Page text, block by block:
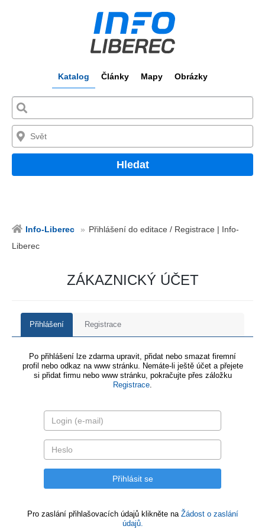
Katalog Články Mapy Obrázky
Hledat
Info-Liberec
Přihlášení do editace / Registrace | Info-
Liberec
ZÁKAZNICKÝ ÚČET
Přihlášení Registrace
Po přihlášení lze zdarma upravit, přidat nebo smazat firemní
profil nebo odkaz na www stránku. Nemáte-li ještě účet a přejete
si přidat firmu nebo www stránku, pokračujte přes záložku
Registrace.
Pro zaslání přihlašovacích údajů klikněte na Žádost o zaslání
údajů.